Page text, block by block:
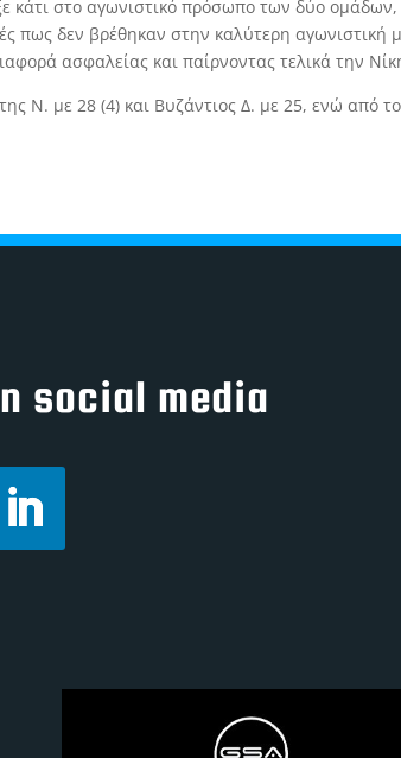
κάτι στο αγωνιστικό πρόσωπο των δύο ομάδων,
πως δεν βρέθηκαν στην καλύτερη αγωνιστική
ασφαλείας και παίρνοντας τελικά την
Ν. με 28 (4) και Βυζάντιος Δ. με 25, ενώ από
social media